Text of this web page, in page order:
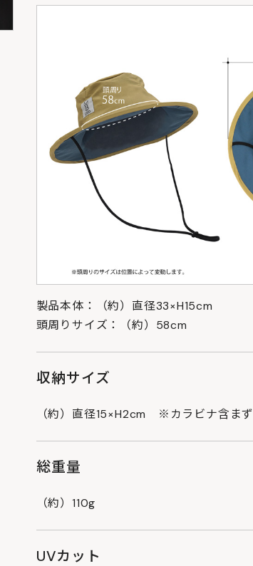
製品本体：（約）直径33×H15cm
頭周りサイズ：（約）58cm
収納サイズ
（約）直径15×H2cm ※カラビナ含まず
総重量
（約）110g
UVカット